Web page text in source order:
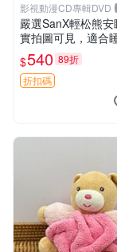
影視動漫CD專輯DVD
嚴選SanX輕松熊安
實拍圖可見，適合
Picks安撫好物
腦
$540 89折
折扣碼